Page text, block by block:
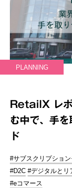
PLANNING
RetailX レポ
む中で、手
ド
#サブスクリプショ
#D2C #デジタルとリ
#eコマース